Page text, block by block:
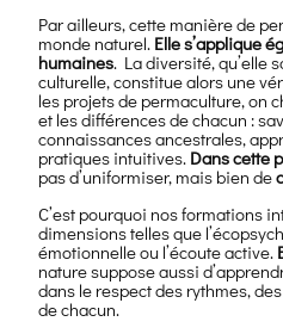
extérieures.
Par ailleurs, cette manière de
monde naturel. Elle s’applique
humaines. La diversité, qu’elle
culturelle, constitue alors une
les projets de permaculture, on
et les différences de chacun :
connaissances ancestrales,
pratiques intuitives. Dans cette
pas d’uniformiser, mais bien de
C’est pourquoi nos formations
dimensions telles que
émotionnelle ou l’écoute active.
nature suppose aussi
dans le respect des rythmes,
de chacun.